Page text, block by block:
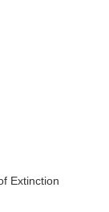
Extinction